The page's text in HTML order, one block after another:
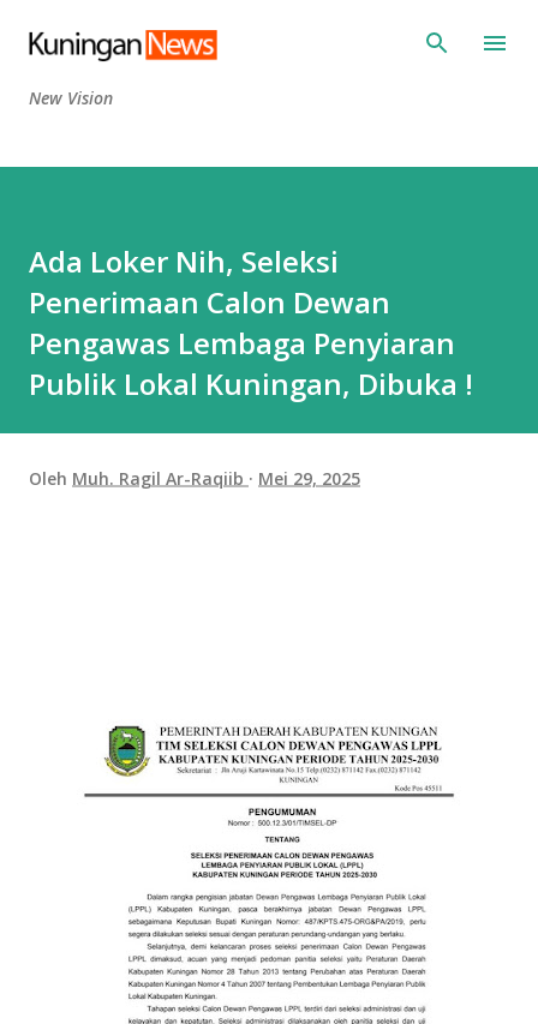
Langsung ke konten utama
New Vision
Ada Loker Nih, Seleksi
Penerimaan Calon Dewan
Pengawas Lembaga Penyiaran
Publik Lokal Kuningan, Dibuka !
Oleh Muh. Ragil Ar-Raqiib Mei 29, 2025